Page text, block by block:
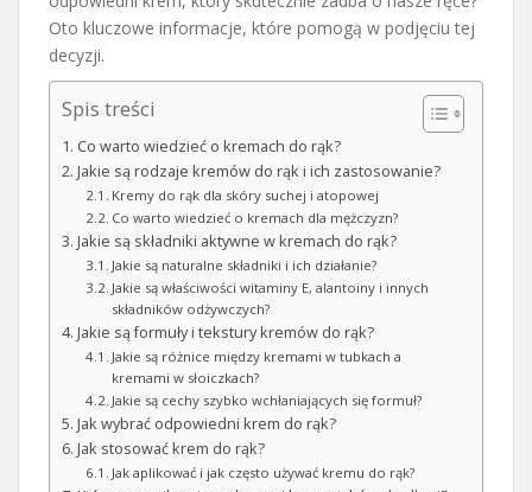
Oto kluczowe informacje, które pomogą w podjęciu tej
decyzji.
Spis treści
Co warto wiedzieć o kremach do rąk?
Jakie są rodzaje kremów do rąk i ich zastosowanie?
Kremy do rąk dla skóry suchej i atopowej
Co warto wiedzieć o kremach dla mężczyzn?
Jakie są składniki aktywne w kremach do rąk?
Jakie są naturalne składniki i ich działanie?
Jakie są właściwości witaminy E, alantoiny i innych
składników odżywczych?
Jakie są formuły i tekstury kremów do rąk?
Jakie są różnice między kremami w tubkach a
kremami w słoiczkach?
Jakie są cechy szybko wchłaniających się formuł?
Jak wybrać odpowiedni krem do rąk?
Jak stosować krem do rąk?
Jak aplikować i jak często używać kremu do rąk?